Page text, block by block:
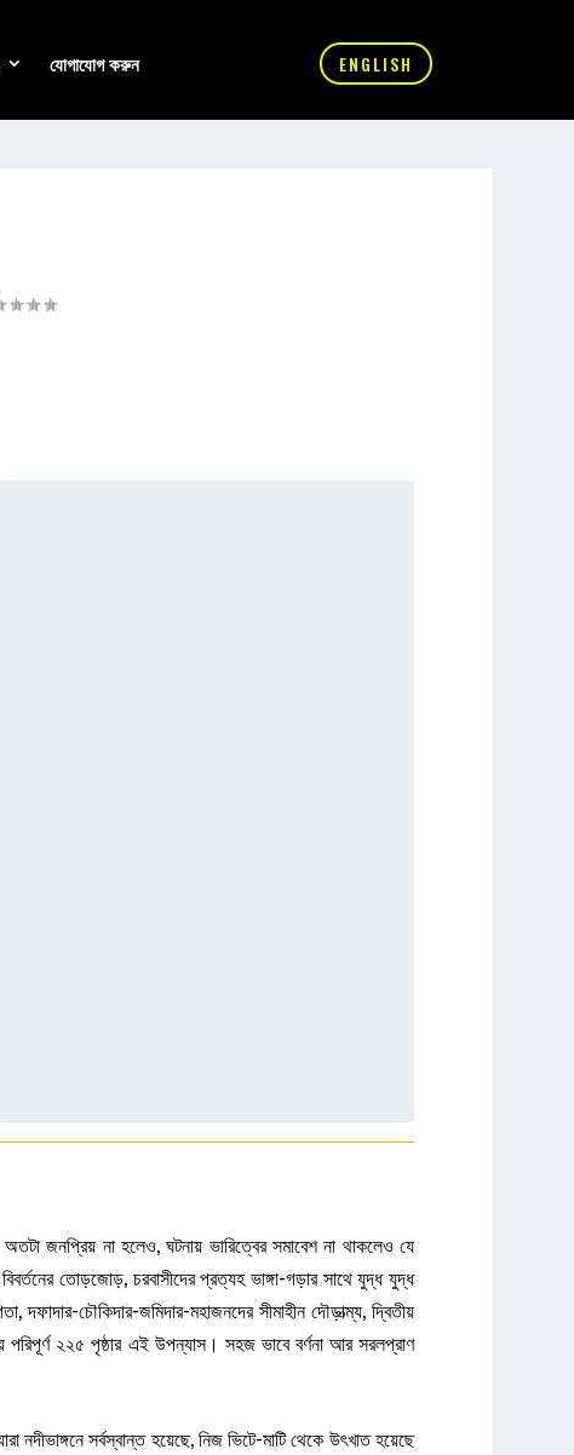
যোগাযোগ করুন ENGLISH
জনপ্রিয় না হলেও, ঘটনায় ভারিত্বের সমাবেশ না থাকলেও যে
তোড়জোড়, চরবাসীদের প্রত্যহ ভাঙ্গা-গড়ার সাথে যুদ্ধ যুদ্ধ
চৌকিদার-জমিদার-মহাজনদের সীমাহীন দৌড়াত্ম্য, দ্বিতীয়
পরিপূর্ণ ২২৫ পৃষ্ঠার এই উপন্যাস। সহজ ভাবে বর্ণনা আর সরলপ্রাণ
সর্বস্বান্ত হয়েছে, নিজ ভিটে-মাটি থেকে উৎখাত হয়েছে